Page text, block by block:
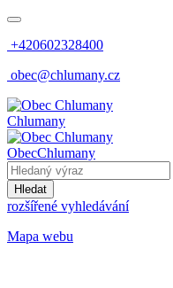
+420602328400
obec@chlumany.cz
Chlumany
ObecChlumany
Hledat
rozšířené vyhledávání
Mapa webu